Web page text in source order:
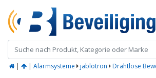
| | Alarmsysteme jablotron Drahtlose